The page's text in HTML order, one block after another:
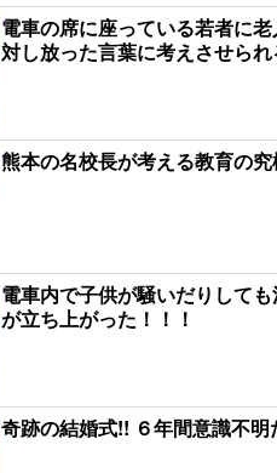
電車の席に座っている若者に
対し放った言葉に考えさせられ
熊本の名校長が考える教育の究
電車内で子供が騒いだりして
が立ち上がった！！！
奇跡の結婚式!! ６年間意識不